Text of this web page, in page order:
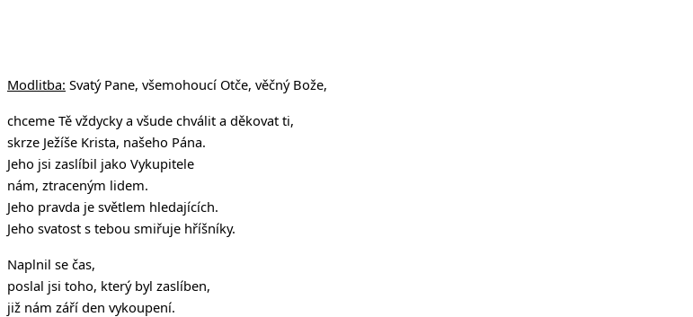
Modlitba: Svatý Pane, všemohoucí Otče, věčný Bože,
chceme Tě vždycky a všude chválit a děkovat ti,
skrze Ježíše Krista, našeho Pána.
Jeho jsi zaslíbil jako Vykupitele
nám, ztraceným lidem.
Jeho pravda je světlem hledajících.
Jeho svatost s tebou smiřuje hříšníky.
Naplnil se čas,
poslal jsi toho, který byl zaslíben,
již nám září den vykoupení.